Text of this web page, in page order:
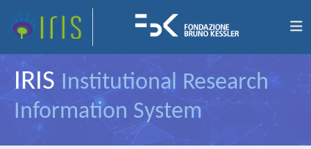
IRIS Institutional Research
Information System